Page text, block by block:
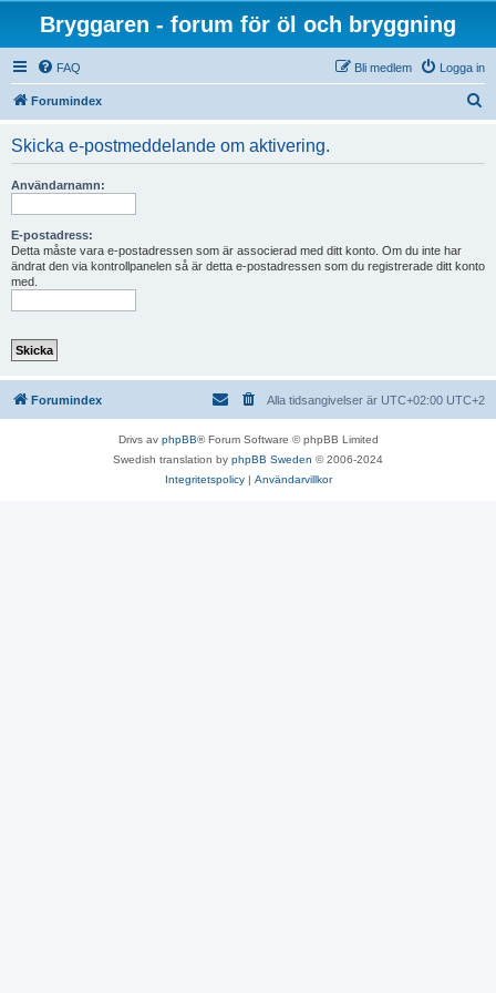
Bryggaren - forum för öl och bryggning
FAQ Logga in
Bli medlem
Forumindex
Skicka e-postmeddelande om aktivering.
Användarnamn:
E-postadress:
Detta måste vara e-postadressen som är associerad med ditt konto. Om du inte har
ändrat den via kontrollpanelen så är detta e-postadressen som du registrerade ditt konto
med.
Forumindex Alla tidsangivelser är UTC+02:00 UTC+2
Drivs av phpBB® Forum Software © phpBB Limited
Swedish translation by phpBB Sweden © 2006-2024
Integritetspolicy| Användarvillkor